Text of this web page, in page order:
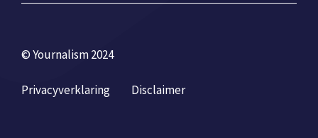
© Yournalism 2024
Privacyverklaring Disclaimer